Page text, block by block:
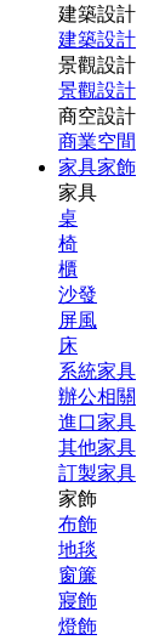
建築設計
建築設計
景觀設計
景觀設計
商空設計
商業空間
家具家飾
家具
桌
椅
櫃
沙發
屏風
床
系統家具
辦公相關
進口家具
其他家具
訂製家具
家飾
布飾
地毯
窗簾
寢飾
燈飾